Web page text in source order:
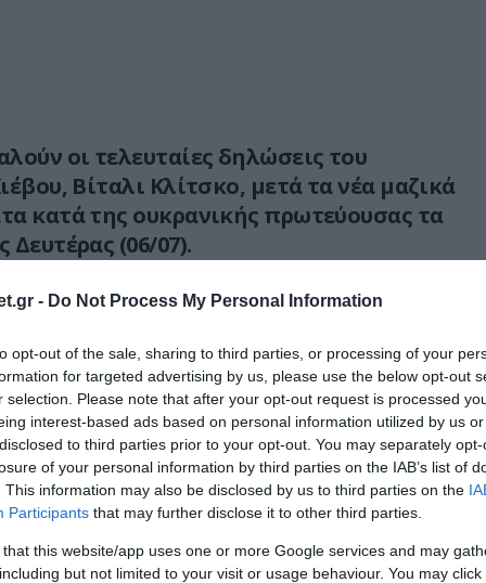
- Do Not Process My Personal Information
opt-out of the sale, sharing to third parties, or processing of your
for targeted advertising by us, please use the below opt-out
selection. Please note that after your opt-out request is processed
interest-based ads based on personal information utilized by us
to third parties prior to your opt-out. You may separately
of your personal information by third parties on the IAB’s list of
This information may also be disclosed by us to third parties on the
Participants that may further disclose it to other third parties.
that this website/app uses one or more Google services and may
but not limited to your visit or usage behaviour. You may
οι τελευταίες δηλώσεις του
Βίταλι Κλίτσκο, μετά τα νέα μαζικά
κατά της ουκρανικής πρωτεύουσας τα
(06/07).
ότι πέρα από τις καταστροφές στις
με καύσιμα, εάν συνεχιστούν οι
ίδια ένταση.
Κλίτσκο, οι επαναλαμβανόμενοι
την πίεση στις κρίσιμες υποδομές
φόβους για διαταραχές στην τροφοδοσία,
να επηρεάσει τόσο τις μετακινήσεις,
βασικών υπηρεσιών.